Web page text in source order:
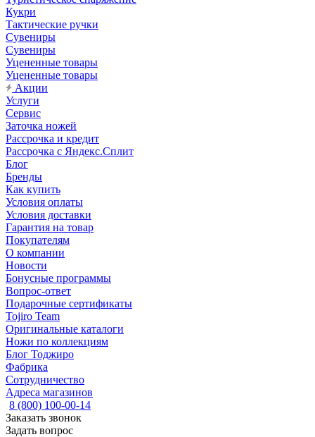
Кукри
Тактические ручки
Сувениры
Сувениры
Уцененные товары
Уцененные товары
Акции
Услуги
Сервис
Заточка ножей
Рассрочка и кредит
Рассрочка с Яндекс.Сплит
Блог
Бренды
Как купить
Условия оплаты
Условия доставки
Гарантия на товар
Покупателям
О компании
Новости
Бонусные программы
Вопрос-ответ
Подарочные сертификаты
Tojiro Team
Оригинальные каталоги
Ножи по коллекциям
Блог Тоджиро
Фабрика
Сотрудничество
Адреса магазинов
8 (800) 100-00-14
Заказать звонок
Задать вопрос